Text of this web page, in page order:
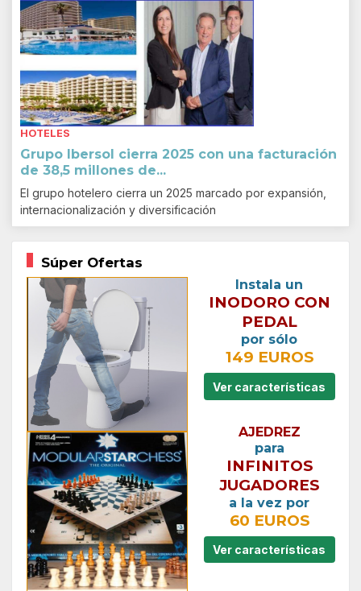
HOTELES
Grupo Ibersol cierra 2025 con una facturación
de 38,5 millones de...
El grupo hotelero cierra un 2025 marcado por expansión,
internacionalización y diversificación
Súper Ofertas
Instala un
INODORO CON
PEDAL
por sólo
149 EUROS
Ver características
AJEDREZ
para
INFINITOS
JUGADORES
a la vez por
60 EUROS
Ver características